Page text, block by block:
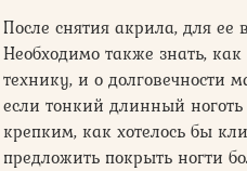
После снятия акрила, для ее
Необходимо также знать,
технику, и о
если тонкий длинный ноготь
крепким, как хотелось бы
предложить покрыть ногти